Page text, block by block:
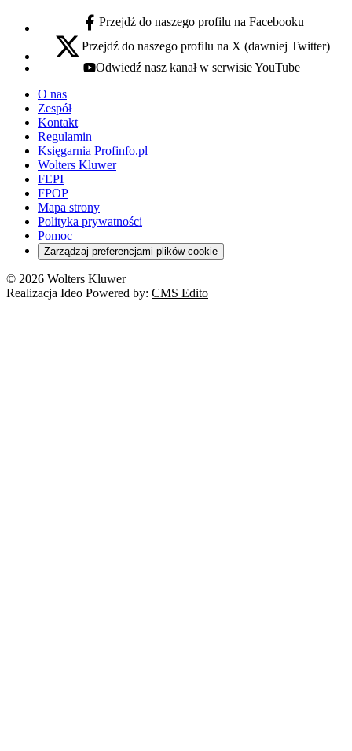
facebook - otwiera się w nowej karcie
Przejdź do naszego profilu na Facebooku
x - otwiera się w nowej karcie
Przejdź do naszego profilu na X (dawniej Twitter)
youtube - otwiera się w nowej karcie
Odwiedź nasz kanał w serwisie YouTube
O nas
Zespół
Kontakt
Regulamin
Księgarnia Profinfo.pl
Wolters Kluwer
FEPI
FPOP
Mapa strony
Polityka prywatności
Pomoc
Zarządzaj preferencjami plików cookie
© 2026 Wolters Kluwer
Realizacja Ideo Powered by: CMS Edito